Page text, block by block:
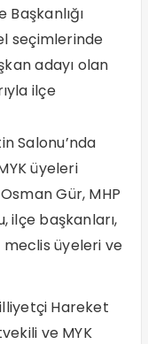
seçimlerinde
adayı olan
ilçe
Salonu’nda
üyeleri
Gür, MHP
ilçe başkanları,
üyeleri ve
Hareket
ve MYK